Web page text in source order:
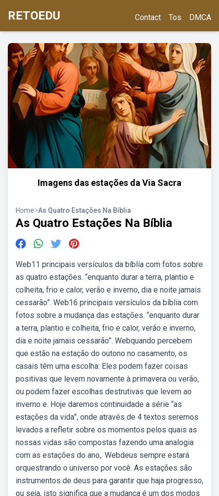
RETOEDU Contact Tos DMCA
Imagens das estações da Via Sacra
Home>As Quatro Estações Na Bíblia
As Quatro Estações Na Bíblia
Web11 principais versículos da bíblia com fotos sobre
as quatro estações. “enquanto durar a terra, plantio e
colheita, frio e calor, verão e inverno, dia e noite jamais
cessarão”. Web16 principais versículos da bíblia com
fotos sobre a mudança das estações. “enquanto durar
a terra, plantio e colheita, frio e calor, verão e inverno,
dia e noite jamais cessarão”. Webquando percebem
que estão na estação do outono no casamento, os
casais têm uma escolha: Eles podem fazer coisas
positivas que levem novamente à primavera ou verão,
ou podem fazer escolhas destrutivas que levem ao
inverno e. Hoje daremos continuidade a série “as
estações da vida”, onde através de 4 textos seremos
levados a refletir sobre os momentos pelos quais as
nossas vidas são compostas fazendo uma analogia
com as estações do ano,. Webdeus sempre estará
orquestrando o universo por você. As estações são
instrumentos de deus para garantir que haja progresso,
ou seja, isto significa que a mudança é um dos modos